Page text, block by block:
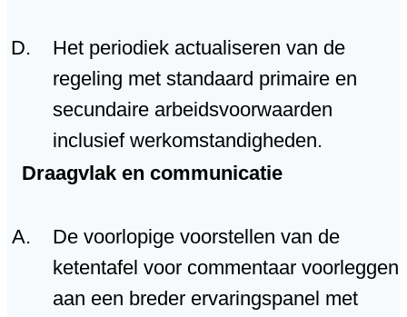
Het periodiek actualiseren van de
regeling met standaard primaire en
secundaire arbeidsvoorwaarden
inclusief werkomstandigheden.
Draagvlak en communicatie
De voorlopige voorstellen van de
ketentafel voor commentaar voorleggen
aan een breder ervaringspanel met